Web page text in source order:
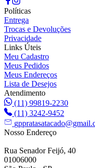
Políticas
Entrega
Trocas e Devoluções
Privacidade
Links Úteis
Meu Cadastro
Meus Pedidos
Meus Endereços
Lista de Desejos
Atendimento
(11) 99819-2230
(11) 3242-9452
Nosso Endereço
Rua Senador Feijó, 40
01006000